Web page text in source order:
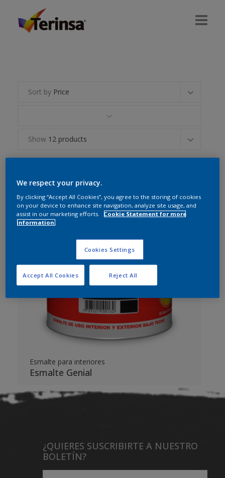
PRODUCTOS
CONTÁCTENOS
Sort by Price
Show 12 products
Esmalte para interiores
Esmalte Genial
¿QUIERES SUSCRIBIRTE A NUESTRO
BOLETÍN?
We respect your privacy.
By clicking “Accept All Cookies”, you agree to the storing of cookies
on your device to enhance site navigation, analyze site usage, and
assist in our marketing efforts.
Cookie Statement for more
information.
Cookies Settings
Reject All
Accept All Cookies